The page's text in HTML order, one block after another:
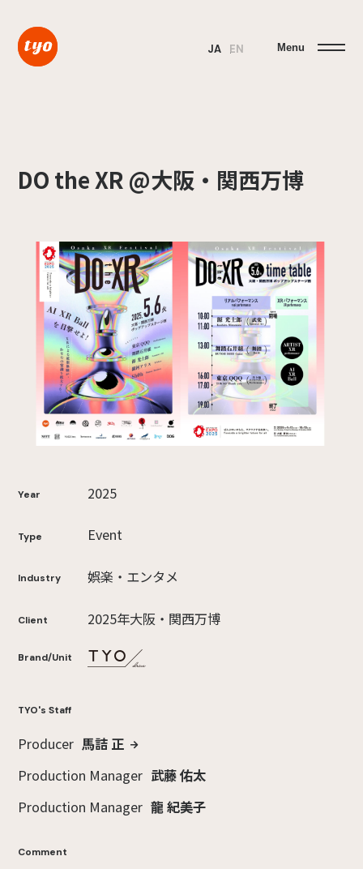
JA EN Menu
DO the XR @大阪・関西万博
Year 2025
Type Event
Industry 娯楽・エンタメ
Client 2025年大阪・関西万博
Brand/Unit
TYO's Staff
Producer 馬詰 正
Production Manager 武藤 佑太
Production Manager 龍 紀美子
Comment